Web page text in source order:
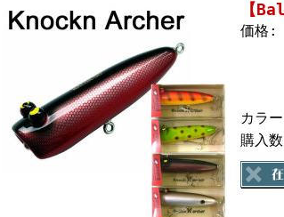
【
価格:
カラ
購入